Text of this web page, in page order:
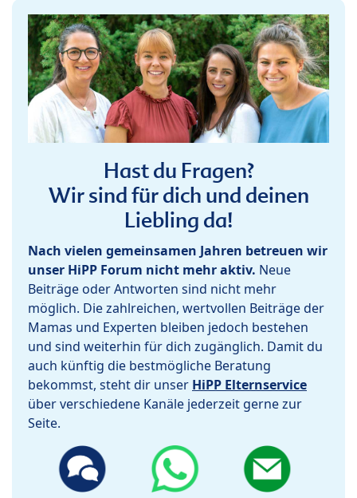
Hast du Fragen?
Wir sind für dich und deinen
Liebling da!
Nach vielen gemeinsamen Jahren betreuen wir
unser HiPP Forum nicht mehr aktiv. Neue
Beiträge oder Antworten sind nicht mehr
möglich. Die zahlreichen, wertvollen Beiträge der
Mamas und Experten bleiben jedoch bestehen
und sind weiterhin für dich zugänglich. Damit du
auch künftig die bestmögliche Beratung
bekommst, steht dir unser HiPP Elternservice
über verschiedene Kanäle jederzeit gerne zur
Seite.